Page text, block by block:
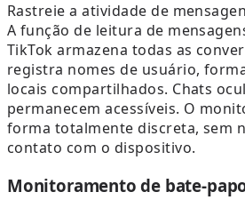
Rastreie a atividade de
A função de leitura de
TikTok armazena todas as
registra nomes de usuário,
locais compartilhados. Chats
permanecem acessíveis. O
forma totalmente discreta, sem
contato com o dispositivo.
Monitoramento de bate-